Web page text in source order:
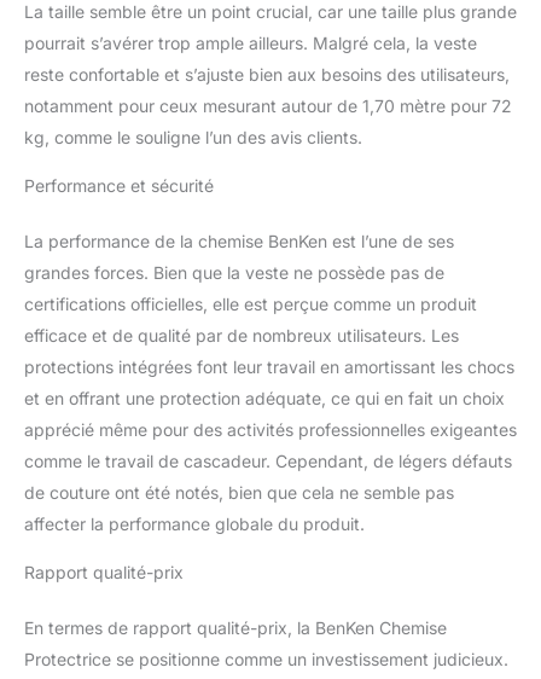
velcro réglable à la taille
peut être ajusté en
fonction de votre taille.
【Sports divers】 Que
le skateboard,
investissement
nécessaire.
【Rappel】Veuillez
vérifier attentivement le
d'acheter.Si vous voulez
être plus à l'aise pendant
l'exercice, vous pouvez
choisir une taille plus
questions sur la taille,
n'hésitez pas à nous
La taille semble être un point crucial, car une taille plus grande
pourrait s’avérer trop ample ailleurs. Malgré cela, la veste
reste confortable et s’ajuste bien aux besoins des utilisateurs,
notamment pour ceux mesurant autour de 1,70 mètre pour 72
kg, comme le souligne l’un des avis clients.
Performance et sécurité
La performance de la chemise BenKen est l’une de ses
grandes forces. Bien que la veste ne possède pas de
certifications officielles, elle est perçue comme un produit
efficace et de qualité par de nombreux utilisateurs. Les
protections intégrées font leur travail en amortissant les chocs
et en offrant une protection adéquate, ce qui en fait un choix
apprécié même pour des activités professionnelles exigeantes
comme le travail de cascadeur. Cependant, de légers défauts
de couture ont été notés, bien que cela ne semble pas
affecter la performance globale du produit.
Rapport qualité-prix
En termes de rapport qualité-prix, la BenKen Chemise
Protectrice se positionne comme un investissement judicieux.